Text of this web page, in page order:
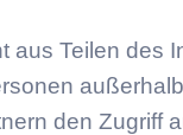
aus Teilen des
den Zugriff